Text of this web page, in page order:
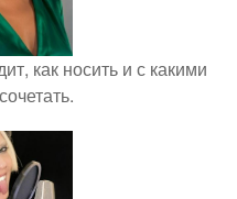
как носить и с какими